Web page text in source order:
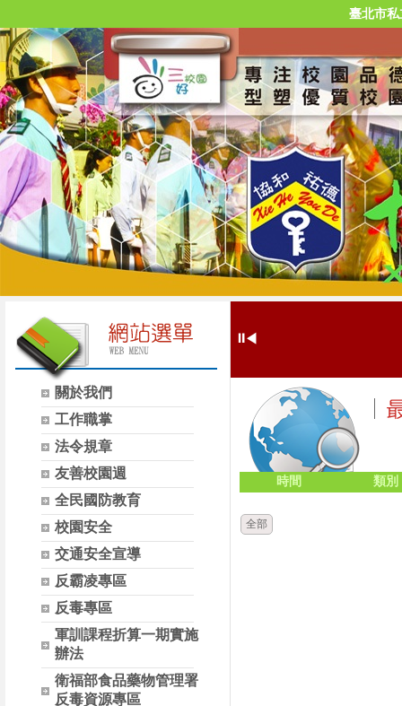
臺北市
關於我們
工作職掌
法令規章
友善校園週
全民國防教育
校園安全
交通安全宣導
反霸凌專區
反毒專區
軍訓課程折算一期實施
辦法
衛福部食品藥物管理署
反毒資源專區
⏸◀
時間 類別
全部